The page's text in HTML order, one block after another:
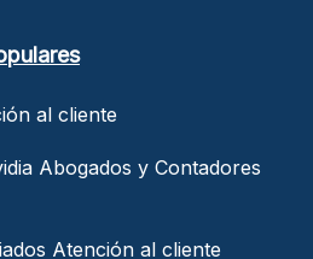
al cliente
Abogados y Contadores
Atención al cliente